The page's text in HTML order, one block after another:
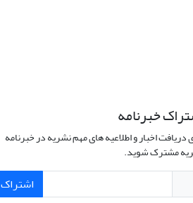
خبرنامه
دریافت اخبار و اطلاعیه های مهم نشریه در خبرنامه
مشترک شوید.
اشتراک